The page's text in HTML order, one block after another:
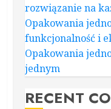
rozwiązanie na
Opakowania
funkcjonalność i
Opakowania
jednym
RECENT